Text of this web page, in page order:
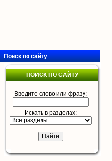
Поиск по сайту
ПОИСК ПО САЙТУ
Введите слово или фразу:
Искать в разделах: